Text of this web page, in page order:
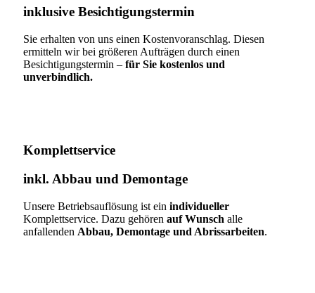
inklusive Besichtigungstermin
Sie erhalten von uns einen Kostenvoranschlag. Diesen
ermitteln wir bei größeren Aufträgen durch einen
Besichtigungstermin – für Sie kostenlos und
unverbindlich.
Komplettservice​
inkl. Abbau und Demontage​
Unsere Betriebsauflösung ist ein individueller
Komplettservice. Dazu gehören auf Wunsch alle
anfallenden Abbau, Demontage und Abrissarbeiten.